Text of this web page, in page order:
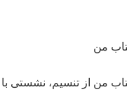
من
من از تنسیم، نشستی